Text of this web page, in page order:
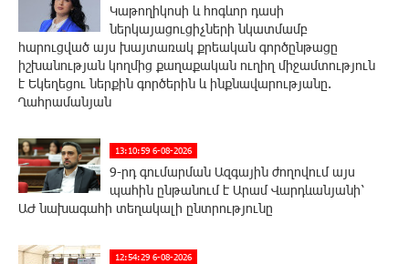
Կաթողիկոսի և հոգևոր դասի
ներկայացուցիչների նկատմամբ
հարուցված այս խայտառակ քրեական գործընթացը
իշխանության կողմից քաղաքական ուղիղ միջամտություն
է Եկեղեցու ներքին գործերին և ինքնավարությանը.
Ղահրամանյան
13:10:59 6-08-2026
9-րդ գումարման Ազգային ժողովում այս
պահին ընթանում է Արամ Վարդևանյանի՝
ԱԺ նախագահի տեղակալի ընտրությունը
12:54:29 6-08-2026